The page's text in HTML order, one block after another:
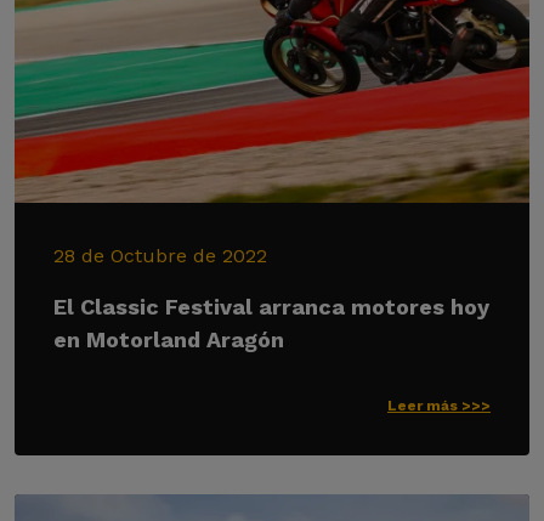
28 de Octubre de 2022
El Classic Festival arranca motores hoy
en Motorland Aragón
Leer más >>>